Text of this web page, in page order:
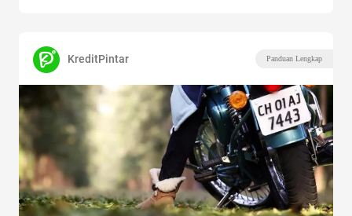
KreditPintar Panduan Lengkap